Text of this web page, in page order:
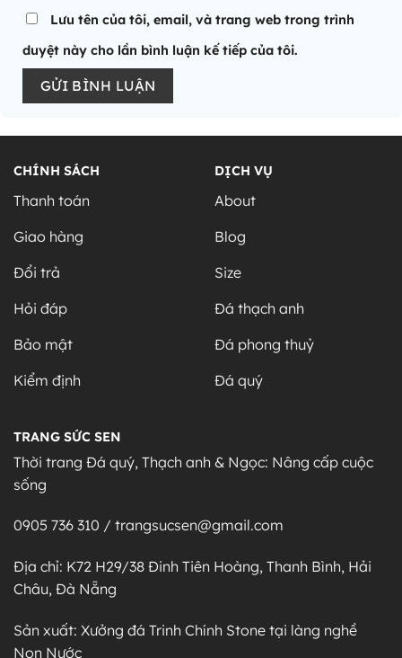
Lưu tên của tôi, email, và trang web trong trình
duyệt này cho lần bình luận kế tiếp của tôi.
Alternative:
CHÍNH SÁCH
Thanh toán
Giao hàng
Đổi trả
Hỏi đáp
Bảo mật
Kiểm định
DỊCH VỤ
About
Blog
Size
Đá thạch anh
Đá phong thuỷ
Đá quý
TRANG SỨC SEN
Thời trang Đá quý, Thạch anh & Ngọc: Nâng cấp cuộc
sống
0905 736 310 / trangsucsen@gmail.com
Địa chỉ: K72 H29/38 Đinh Tiên Hoàng, Thanh Bình, Hải
Châu, Đà Nẵng
Sản xuất: Xưởng đá Trinh Chính Stone tại làng nghề
Non Nước